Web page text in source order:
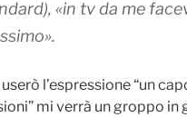
«in tv da me
l’espressione “un
mi verrà un groppo in